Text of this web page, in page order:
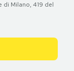
di Milano, 419 del